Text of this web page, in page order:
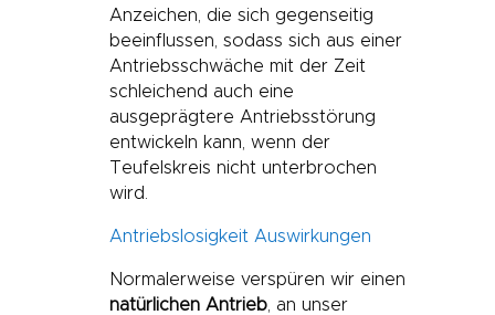
Anzeichen, die sich gegenseitig
beeinflussen, sodass sich aus einer
Antriebsschwäche mit der Zeit
schleichend auch eine
ausgeprägtere Antriebsstörung
entwickeln kann, wenn der
Teufelskreis nicht unterbrochen
wird.
Antriebslosigkeit Auswirkungen
Normalerweise verspüren wir einen
natürlichen Antrieb, an unser